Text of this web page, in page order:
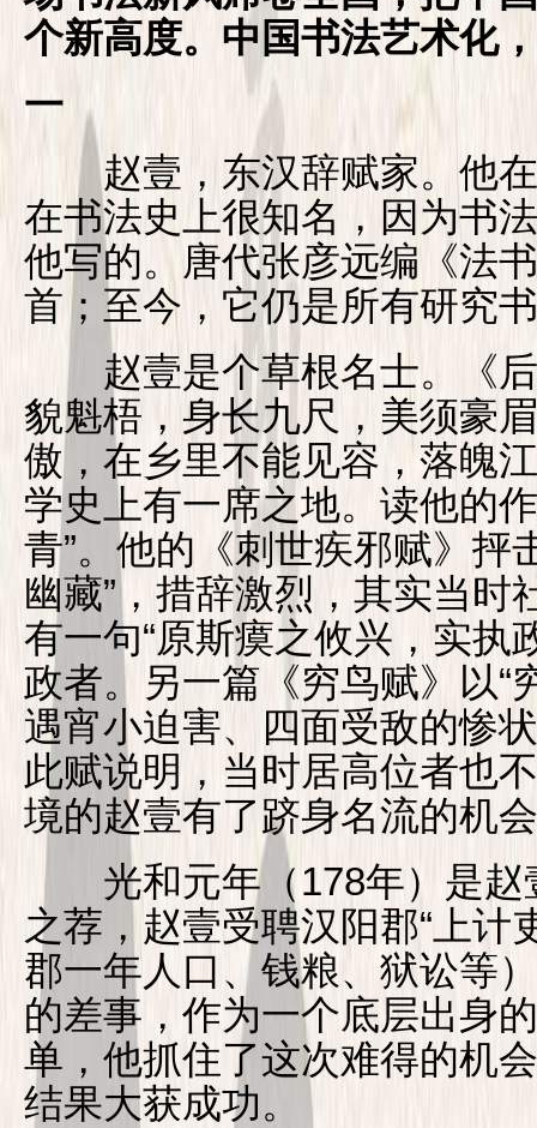
个新高度。中国书法艺术化
一
赵壹，东汉辞赋家。他在
在书法史上很知名，因为书
他写的。唐代张彦远编《法
首；至今，它仍是所有研究
赵壹是个草根名士。《后
貌魁梧，身长九尺，美须豪
傲，在乡里不能见容，落魄
学史上有一席之地。读他的
青”。他的《刺世疾邪赋》抨
幽藏”，措辞激烈，其实当时
有一句“原斯瘼之攸兴，实执
政者。另一篇《穷鸟赋》以“
遇宵小迫害、四面受敌的惨
此赋说明，当时居高位者也
境的赵壹有了跻身名流的机
光和元年（178年）是赵
之荐，赵壹受聘汉阳郡“上计
郡一年人口、钱粮、狱讼等
的差事，作为一个底层出身
单，他抓住了这次难得的机
结果大获成功。